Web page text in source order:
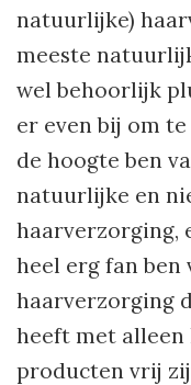
natuurlijke)
meeste
wel behoorlijk
er even bij om
de hoogte ben
natuurlijke en
haarverzorging,
heel erg fan ben
haarverzorging
heeft met alleen
producten vrij